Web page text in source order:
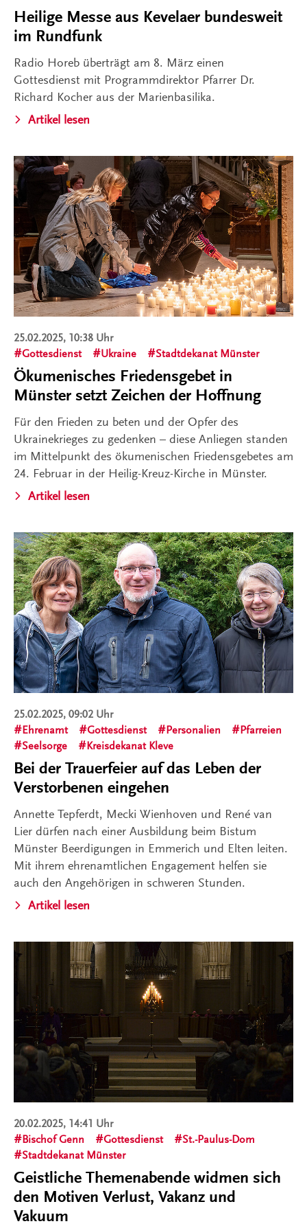
Heilige Messe aus Kevelaer bundesweit
im Rundfunk
Radio Horeb überträgt am 8. März einen
Gottesdienst mit Programmdirektor Pfarrer Dr.
Richard Kocher aus der Marienbasilika.
Artikel lesen
25.02.2025, 10:38 Uhr
Gottesdienst
Ukraine Stadtdekanat Münster
Ökumenisches Friedensgebet in
Münster setzt Zeichen der Hoffnung
Für den Frieden zu beten und der Opfer des
Ukrainekrieges zu gedenken – diese Anliegen standen
im Mittelpunkt des ökumenischen Friedensgebetes am
24. Februar in der Heilig-Kreuz-Kirche in Münster.
Artikel lesen
25.02.2025, 09:02 Uhr
Ehrenamt
Gottesdienst Personalien
Pfarreien
Seelsorge
Kreisdekanat Kleve
Bei der Trauerfeier auf das Leben der
Verstorbenen eingehen
Annette Tepferdt, Mecki Wienhoven und René van
Lier dürfen nach einer Ausbildung beim Bistum
Münster Beerdigungen in Emmerich und Elten leiten.
Mit ihrem ehrenamtlichen Engagement helfen sie
auch den Angehörigen in schweren Stunden.
Artikel lesen
20.02.2025, 14:41 Uhr
Bischof Genn
Gottesdienst
St.-Paulus-Dom
Stadtdekanat Münster
Geistliche Themenabende widmen sich
den Motiven Verlust, Vakanz und
Vakuum